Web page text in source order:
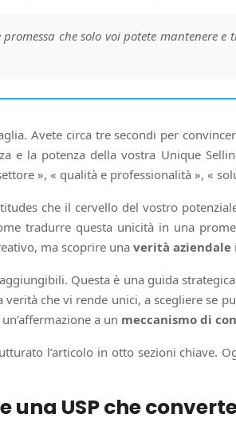
che solo voi potete
Avete circa tre secondi per
e la potenza della vostra Unique
», « qualità e professionalità », «
che il cervello del vostro
tradurre questa unicità in una
ma scoprire una verità aziendale
Questa è una guida
che vi rende unici, a scegliere se
a un meccanismo di
l’articolo in otto sezioni chiave.
una USP che